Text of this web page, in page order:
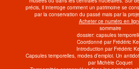
précis, il interroge comment un patrimoine se
par la conservation du passé mais par la
Acheter ce numéro en
sommaire
dossier: capsules
Coordonné par Frédéric
Introduction par Frédéric
Capsules temporelles, modes d’emploi. Un
par Michèle Coquet